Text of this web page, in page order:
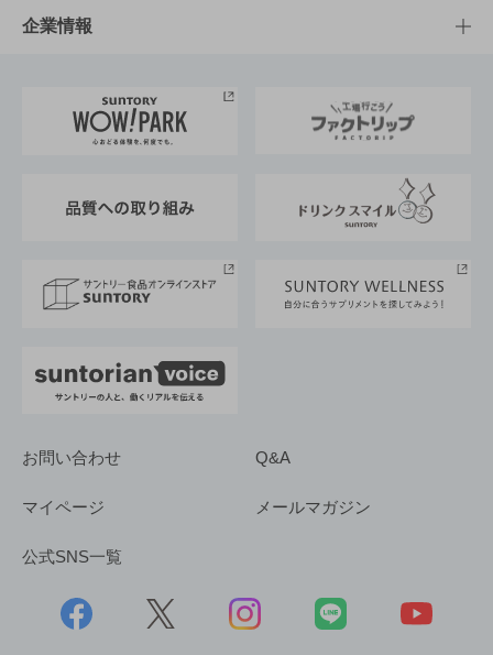
栄養成分一覧
工場見学
地域情報
サントリーホール
サントリーサンバーズ大阪
サステナビリティTOP
サントリーが考えるサステナビリティ経営
企業情報
企業概要
採用情報
お問い合わせ Q&A
マイページ メールマガジン
公式SNS一覧